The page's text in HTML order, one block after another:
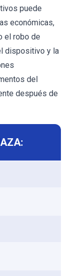
puede
económicas,
el robo de
dispositivo y la
del
después de